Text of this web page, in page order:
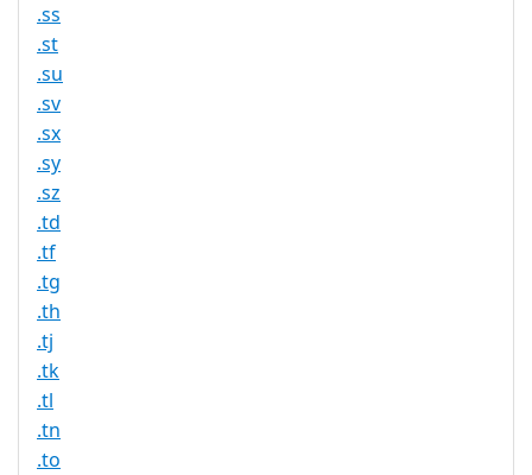
.ss
.st
.su
.sv
.sx
.sy
.sz
.td
.tf
.tg
.th
.tj
.tk
.tl
.tn
.to